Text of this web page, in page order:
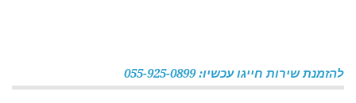
להזמנת שירות חייגו עכשיו: 055-925-0899